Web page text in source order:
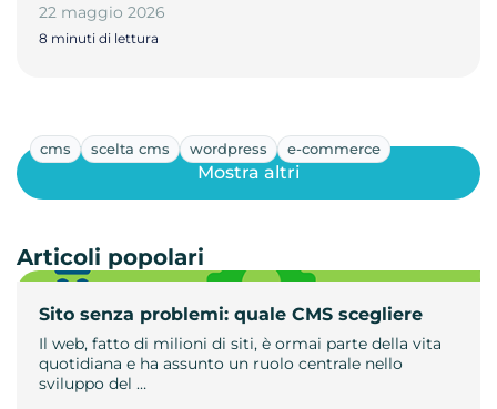
22 maggio 2026
8 minuti di lettura
cms scelta cms wordpress e-commerce
Sito senza problemi: quale CMS scegliere
Il web, fatto di milioni di siti, è ormai parte della vita
quotidiana e ha assunto un ruolo centrale nello
sviluppo del …
Mostra altri
Articoli popolari